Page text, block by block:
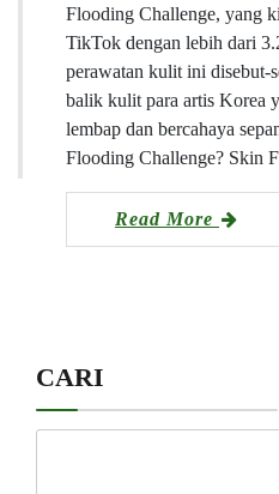
Flooding Challenge, yang
TikTok dengan lebih dari
perawatan kulit ini disebut-
balik kulit para artis Korea
lembap dan bercahaya
Flooding Challenge? Skin
Read More
CARI